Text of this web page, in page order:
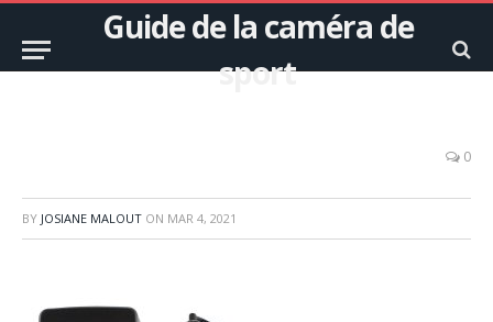
Guide de la caméra de
sport
0
BY JOSIANE MALOUT ON MAR 4, 2021